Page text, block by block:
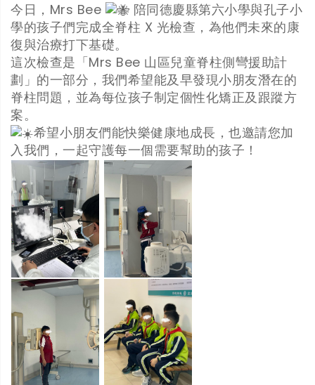
今日，Mrs Bee
陪同德慶縣第六小學與孔子小
學的孩子們完成全脊柱 X 光檢查，為他們未來的康
復與治療打下基礎。
這次檢查是「Mrs Bee 山區兒童脊柱側彎援助計
劃」的一部分，我們希望能及早發現小朋友潛在的
脊柱問題，並為每位孩子制定個性化矯正及跟蹤方
案。
希望小朋友們能快樂健康地成長，也邀請您加
入我們，一起守護每一個需要幫助的孩子！